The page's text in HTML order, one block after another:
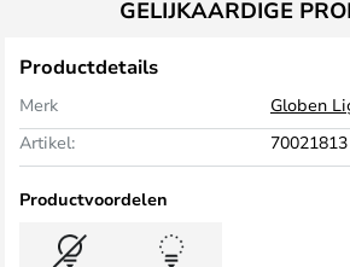
GELIJKAARDIGE
Productdetails
Merk
Globen
Artikel:
70021813
Productvoordelen